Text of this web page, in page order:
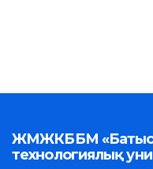
ЖМЖКББМ «Батыс
технологиялық